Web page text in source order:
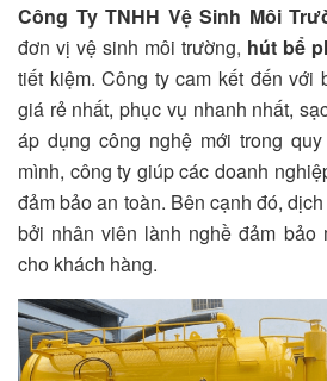
Công Ty TNHH Vệ Sinh Môi
đơn vị vệ sinh môi trường, hút bể
tiết kiệm. Công ty cam kết đến với
giá rẻ nhất, phục vụ nhanh nhất,
áp dụng công nghệ mới trong
mình, công ty giúp các doanh
đảm bảo an toàn. Bên cạnh đó,
bởi nhân viên lành nghề đảm bảo
cho khách hàng.